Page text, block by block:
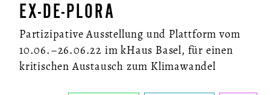
EX-DE-PLORA
Partizipative Ausstellung und Plattform vom
10.06.–26.06.22 im kHaus Basel, für einen
kritischen Austausch zum Klimawandel